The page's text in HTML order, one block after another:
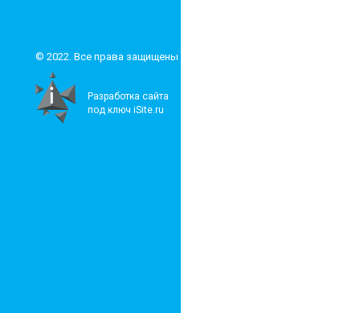
© 2022. Все права защищены
Разработка сайта
под ключ iSite.ru